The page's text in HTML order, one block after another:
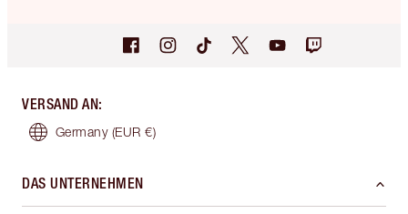
VERSAND AN:
Germany (EUR €)
DAS UNTERNEHMEN